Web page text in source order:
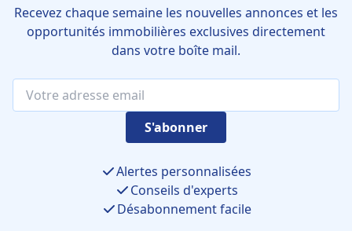
Recevez chaque semaine les nouvelles annonces et les
opportunités immobilières exclusives directement
dans votre boîte mail.
S'abonner
Alertes personnalisées
Conseils d'experts
Désabonnement facile